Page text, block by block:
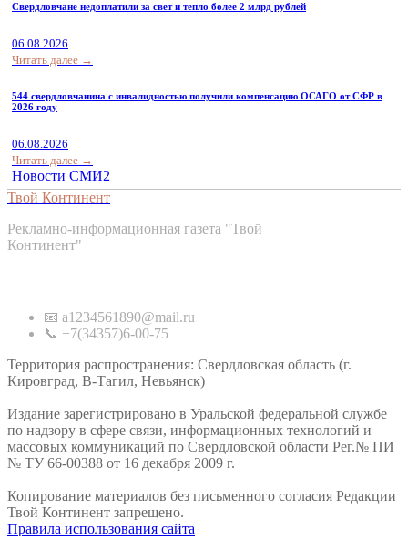
Свердловчане недоплатили за свет и тепло более 2 млрд рублей
06.08.2026
Читать далее →
544 свердловчанина с инвалидностью получили компенсацию ОСАГО от СФР в
2026 году
06.08.2026
Читать далее →
Новости СМИ2
Твой Континент
Рекламно-информационная газета "Твой
Континент"
📧 a1234561890@mail.ru
📞 +7(34357)6-00-75
Территория распространения: Свердловская область (г.
Кировград, В-Тагил, Невьянск)
Издание зарегистрировано в Уральской федеральной службе
по надзору в сфере связи, информационных технологий и
массовых коммуникаций по Свердловской области Рег.№ ПИ
№ ТУ 66-00388 от 16 декабря 2009 г.
Копирование материалов без письменного согласия Редакции
Твой Континент запрещено.
Правила использования сайта